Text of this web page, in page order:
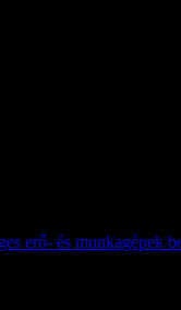
erő- és munkagépek